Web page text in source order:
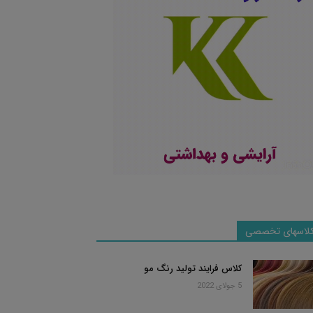
تخصصی
کلاس فرایند تولید رنگ مو
5 جولای 2022